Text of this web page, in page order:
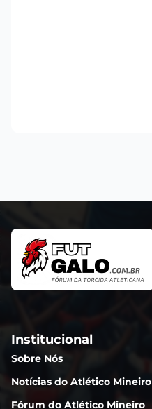
Institucional
Sobre Nós
Notícias do Atlético Mineiro
Fórum do Atlético Mineiro